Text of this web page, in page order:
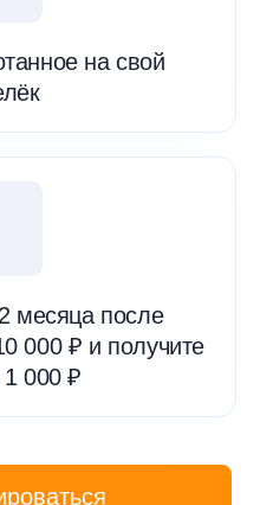
на свой
месяца после
000 ₽ и получите
000 ₽